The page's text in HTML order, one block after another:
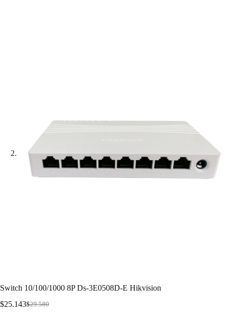
Switch 10/100/1000 8P Ds-3E0508D-E Hikvision
$29.580
$25.143